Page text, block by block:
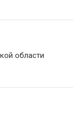
области